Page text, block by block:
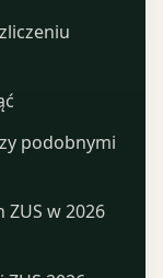
podobnymi
ZUS w 2026